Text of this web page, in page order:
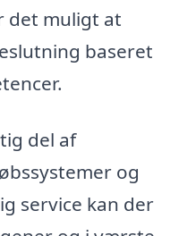
det muligt at
baseret
del af
og
service kan der